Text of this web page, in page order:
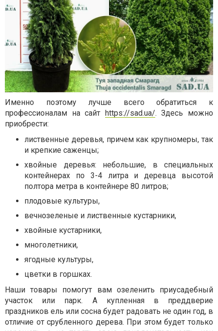
Именно поэтому лучше всего обратиться к
профессионалам на сайт https://sad.ua/. Здесь можно
приобрести:
лиственные деревья, причем как крупномеры, так
и крепкие саженцы;
хвойные деревья: небольшие, в специальных
контейнерах по 3-4 литра и деревца высотой
полтора метра в контейнере 80 литров;
плодовые культуры,
вечнозеленые и лиственные кустарники,
хвойные кустарники,
многолетники,
ягодные культуры,
цветки в горшках.
Наши товары помогут вам озеленить приусадебный
участок или парк. А купленная в преддверие
праздников ель или сосна будет радовать не один год, в
отличие от срубленного дерева. При этом будет только